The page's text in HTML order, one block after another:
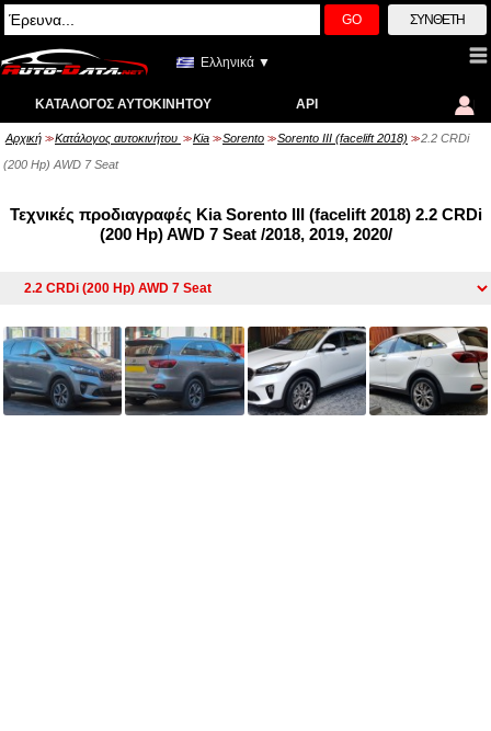
GO ΣΎΝΘΕΤΗ
Ελληνικά ▼
ΚΑΤΆΛΟΓΟΣ ΑΥΤΟΚΙΝΉΤΟΥ API
Αρχική >> Κατάλογος αυτοκινήτου >> Kia >> Sorento >> Sorento III (facelift 2018) >> 2.2 CRDi
(200 Hp) AWD 7 Seat
Τεχνικές προδιαγραφές Kia Sorento III (facelift 2018) 2.2 CRDi
(200 Hp) AWD 7 Seat /2018, 2019, 2020/